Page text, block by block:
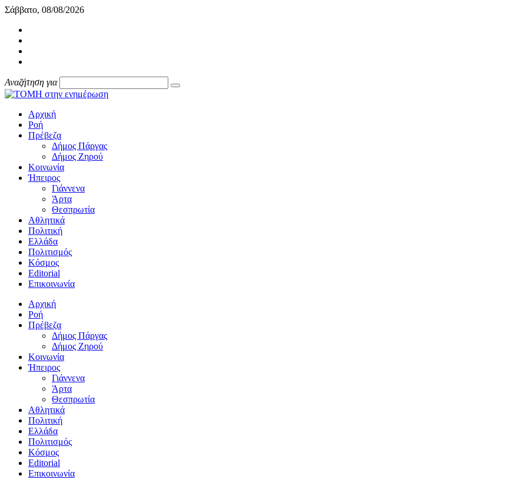
Σάββατο, 08/08/2026
Αναζήτηση για
Αρχική
Ροή
Πρέβεζα
Δήμος Πάργας
Δήμος Ζηρού
Κοινωνία
Ήπειρος
Γιάννενα
Άρτα
Θεσπρωτία
Αθλητικά
Πολιτική
Ελλάδα
Πολιτισμός
Κόσμος
Editorial
Επικοινωνία
Αρχική
Ροή
Πρέβεζα
Δήμος Πάργας
Δήμος Ζηρού
Κοινωνία
Ήπειρος
Γιάννενα
Άρτα
Θεσπρωτία
Αθλητικά
Πολιτική
Ελλάδα
Πολιτισμός
Κόσμος
Editorial
Επικοινωνία